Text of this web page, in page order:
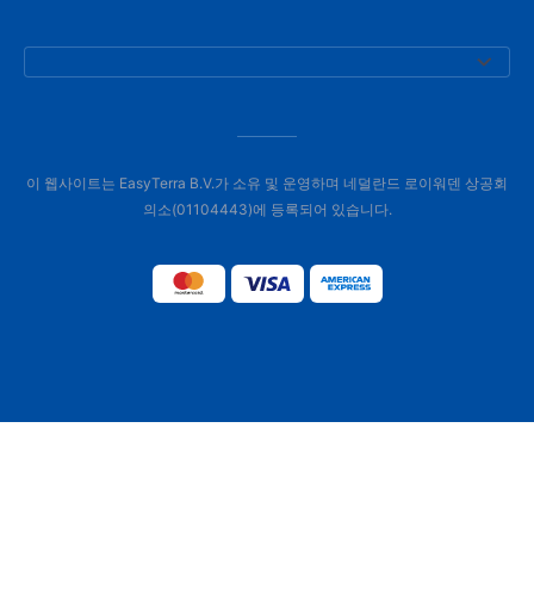
이 웹사이트는 EasyTerra B.V.가 소유 및 운영하며 네덜란드 로이워덴 상공회
의소(01104443)에 등록되어 있습니다.